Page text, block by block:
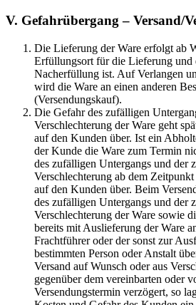
V. Gefahrübergang – Versand/
Die Lieferung der Ware erfolgt ab
Erfüllungsort für die Lieferung und
Nacherfüllung ist. Auf Verlangen
wird die Ware an einen anderen
(Versendungskauf).
Die Gefahr des zufälligen
Verschlechterung der Ware geht
auf den Kunden über. Ist ein
der Kunde die Ware zum Termin
des zufälligen Untergangs und der
Verschlechterung ab dem
auf den Kunden über. Beim
des zufälligen Untergangs und der
Verschlechterung der Ware sowie
bereits mit Auslieferung der Ware
Frachtführer oder der sonst zur
bestimmten Person oder Anstalt
Versand auf Wunsch oder aus
gegenüber dem vereinbarten oder
Versendungstermin verzögert, so